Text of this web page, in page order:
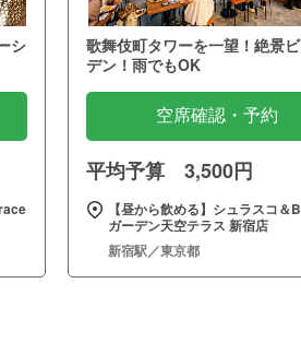
シ
歌舞伎町タワーを一望！絶景
デン！雨でもOK
空席確認・予約
平均予算 3,500円
【昼から飲める】シュラスコ＆
ガーデン天空テラス 新宿店
新宿駅／東京都